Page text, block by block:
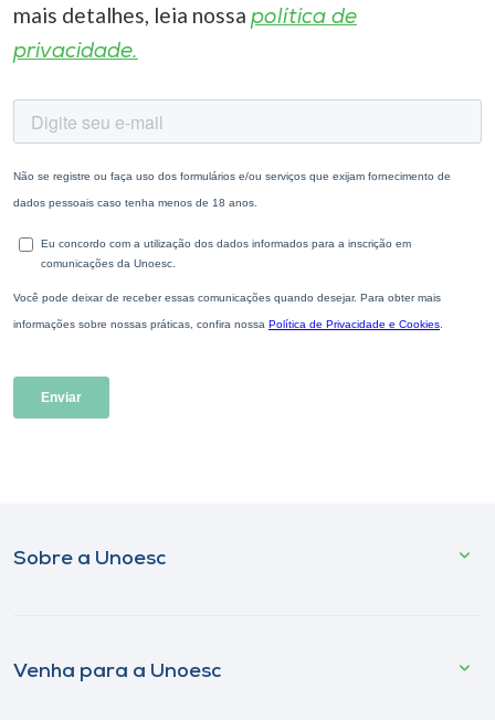
mais detalhes, leia nossa política de
privacidade.
Sobre a Unoesc
Venha para a Unoesc